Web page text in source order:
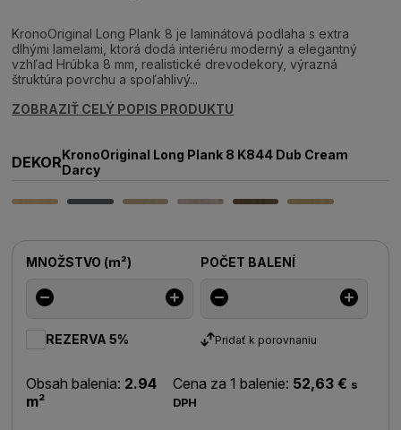
KronoOriginal Long Plank 8 je laminátová podlaha s extra
dlhými lamelami, ktorá dodá interiéru moderný a elegantný
vzhľad Hrúbka 8 mm, realistické drevodekory, výrazná
štruktúra povrchu a spoľahlivý...
ZOBRAZIŤ CELÝ POPIS PRODUKTU
DEKORKronoOriginal Long Plank 8 K844 Dub Cream
Darcy
MNOŽSTVO (m²) POČET BALENÍ
REZERVA 5% Pridať k porovnaniu
Obsah balenia: 2.94
m²
Cena za 1 balenie: 52,63 € s
DPH